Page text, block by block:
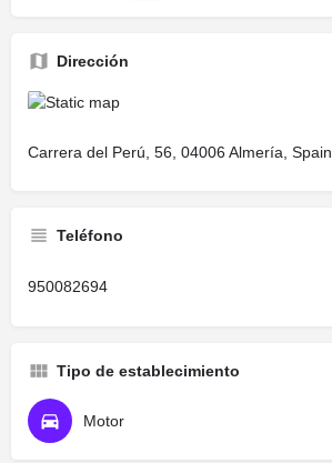
Dirección
Carrera del Perú, 56, 04006 Almería, Spain
Teléfono
950082694
Tipo de establecimiento
Motor